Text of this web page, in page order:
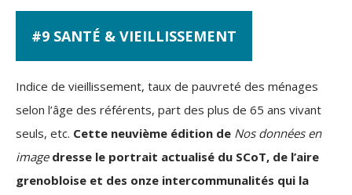
#9 SANTÉ & VIEILLISSEMENT
Indice de vieillissement, taux de pauvreté des ménages
selon l’âge des référents, part des plus de 65 ans vivant
seuls, etc. Cette neuvième édition de Nos données en
imagedresse le portrait actualisé du SCoT, de l’aire
grenobloise et des onze intercommunalités qui la